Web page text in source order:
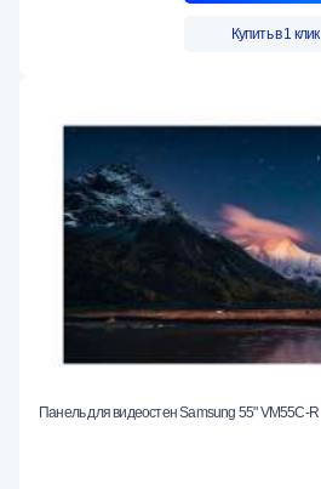
Купить в 1 клик
Панель для видеостен Samsung 55" VM55C-R